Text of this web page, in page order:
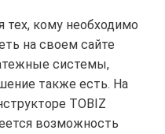
тех, кому необходимо
на своем сайте
системы,
также есть. На
TOBIZ
возможность